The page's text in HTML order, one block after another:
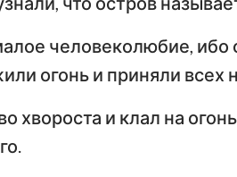
Евангелие от Луки
Деяния
человеколюбие, ибо
огонь и приняли всех
и клал на